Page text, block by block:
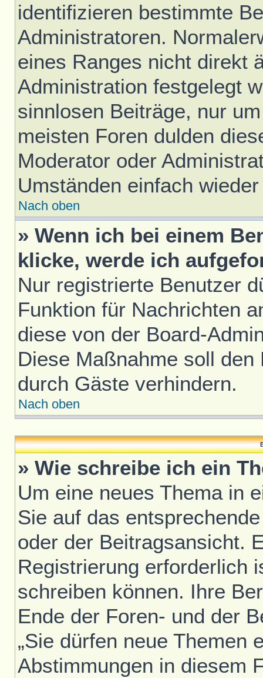
identifizieren bestimmte
Administratoren.
eines Ranges nicht direkt
Administration festgelegt
sinnlosen Beiträge, nur
meisten Foren dulden
Moderator oder
Umständen einfach
Nach oben
» Wenn ich bei einem
klicke, werde ich
Nur registrierte Benutzer
Funktion für Nachrichten
diese von der Board-
Diese Maßnahme soll
durch Gäste verhindern.
Nach oben
» Wie schreibe ich ein
Um eine neues Thema in
Sie auf das
oder der Beitragsansicht.
Registrierung erforderlich
schreiben können. Ihre
Ende der Foren- und der
„Sie dürfen neue Themen
Abstimmungen in diesem